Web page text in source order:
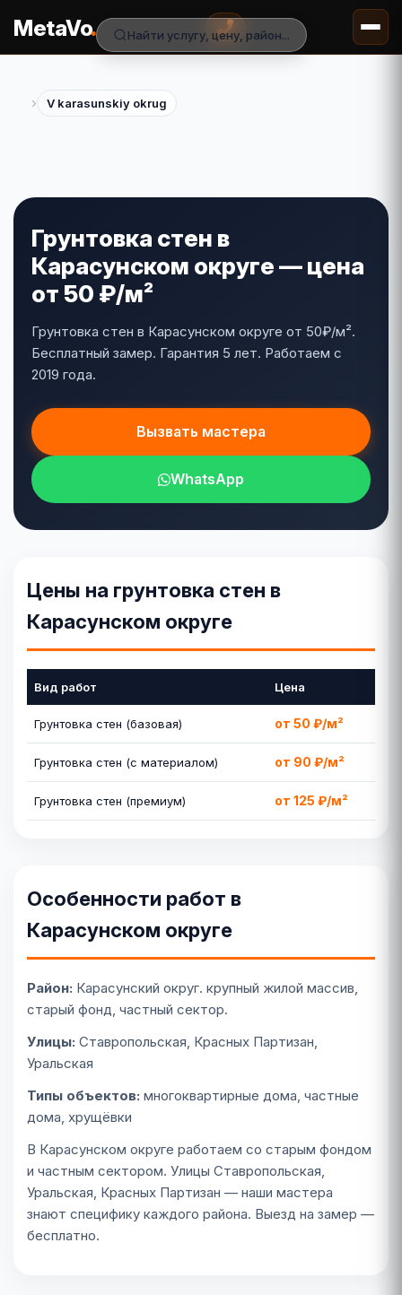
MetaVo.
› V karasunskiy okrug
Грунтовка стен в
Карасунском округе — цена
от 50 ₽/м²
Грунтовка стен в Карасунском округе от 50₽/м².
Бесплатный замер. Гарантия 5 лет. Работаем с
2019 года.
Вызвать мастера
WhatsApp
Цены на грунтовка стен в
Карасунском округе
Вид работ Цена
Грунтовка стен (базовая) от 50 ₽/м²
Грунтовка стен (с материалом) от 90 ₽/м²
Грунтовка стен (премиум) от 125 ₽/м²
Особенности работ в
Карасунском округе
Район: Карасунский округ. крупный жилой массив,
старый фонд, частный сектор.
Улицы: Ставропольская, Красных Партизан,
Уральская
Типы объектов: многоквартирные дома, частные
дома, хрущёвки
В Карасунском округе работаем со старым фондом
и частным сектором. Улицы Ставропольская,
Уральская, Красных Партизан — наши мастера
знают специфику каждого района. Выезд на замер —
бесплатно.
Найти услугу, цену, район...